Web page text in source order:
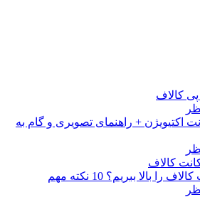
کالاف
اکتیویژن + راهنمای تصویری و گام به
بالا ببریم؟ 10 نکته مهم